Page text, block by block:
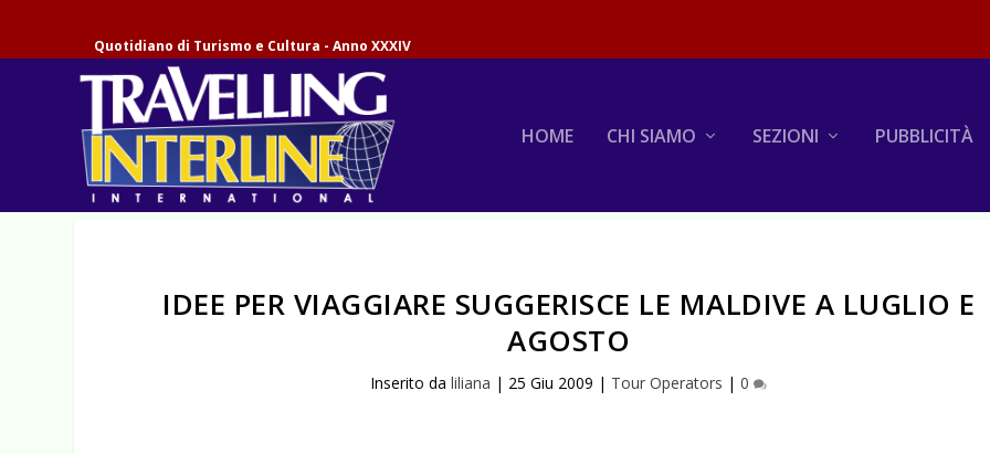
Quotidiano di Turismo e Cultura - Anno XXXIV
HOME CHI SIAMO SEZIONI PUBBLICITÀ
IDEE PER VIAGGIARE SUGGERISCE LE MALDIVE A LUGLIO E
AGOSTO
Inserito daliliana | 25 Giu 2009 | Tour Operators |0